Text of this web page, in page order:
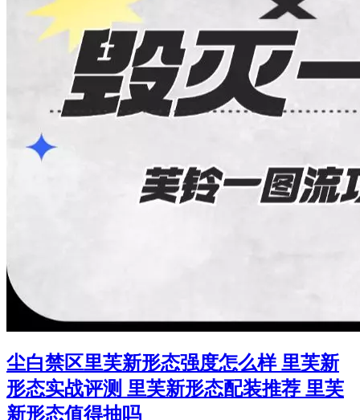
尘白禁区里芙新形态强度怎么样 里芙新
形态实战评测 里芙新形态配装推荐 里芙
新形态值得抽吗